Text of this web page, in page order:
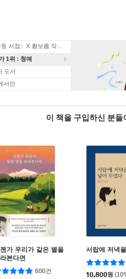
뮤지컬 〈휴남동 서점〉X 황보름 작가 북토크
1위 : 청예
도서
서만
이 책을 구입하신 분
가 우리가 같은 별을
본다면
600건
서랍에 저녁
10,800원